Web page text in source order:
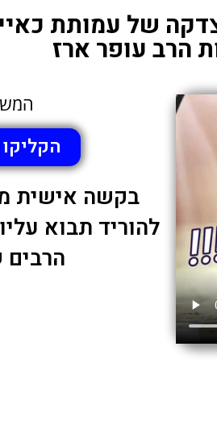
של עמותת
הרב עופר ארז
בקשה אישית
להוריד תבוא